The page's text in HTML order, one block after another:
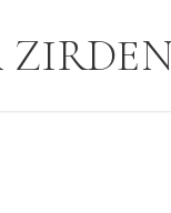
ZIRDEN